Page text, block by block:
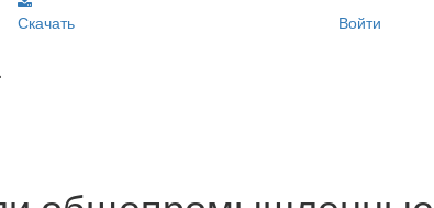
Скачать
Войти